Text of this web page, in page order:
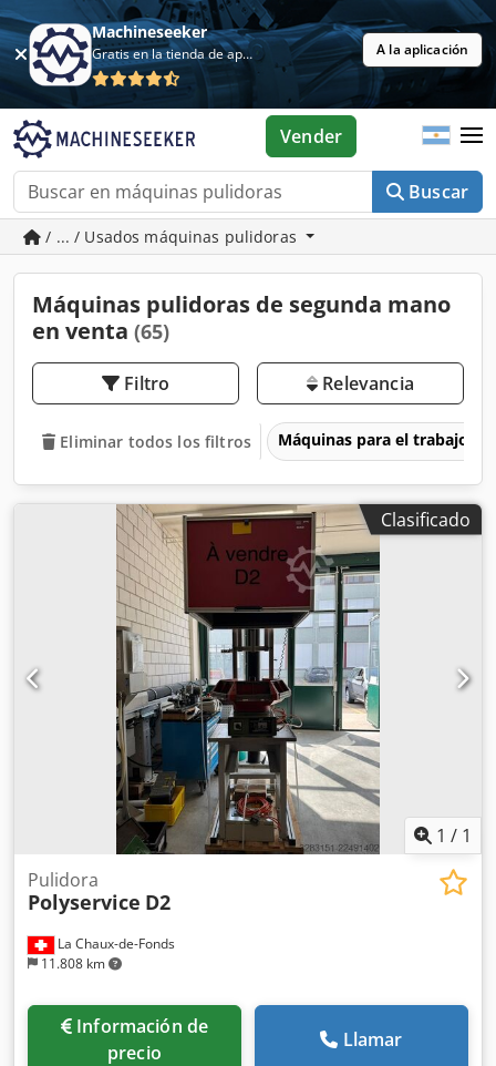
Machineseeker
Gratis en la tienda de aplicaciones A la aplicación
Buscar
Vender
/ ... / Usados máquinas pulidoras
Máquinas pulidoras de segunda mano
en venta (65)
Filtro Relevancia
Eliminar todos los filtros Máquinas para el trabajo
Clasificado
1 / 1
La Chaux-de-Fonds
11.808 km
Pulidora
Polyservice D2
Información de
precio
Llamar